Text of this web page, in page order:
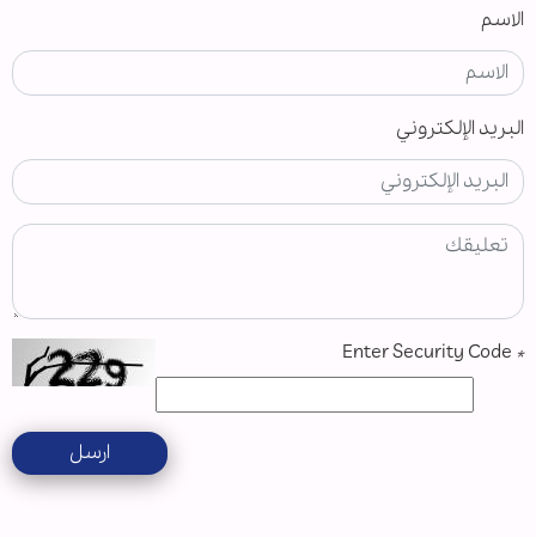
الاسم
البريد الإلكتروني
*
ارسل